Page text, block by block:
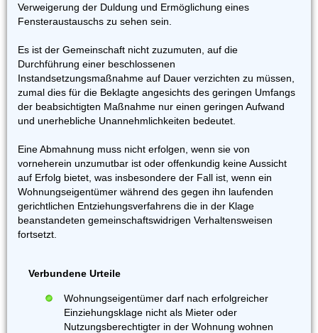
Verweigerung der Duldung und Ermöglichung eines
Fensteraustauschs zu sehen sein.
Es ist der Gemeinschaft nicht zuzumuten, auf die
Durchführung einer beschlossenen
Instandsetzungsmaßnahme auf Dauer verzichten zu müssen,
zumal dies für die Beklagte angesichts des geringen Umfangs
der beabsichtigten Maßnahme nur einen geringen Aufwand
und unerhebliche Unannehmlichkeiten bedeutet.
Eine Abmahnung muss nicht erfolgen, wenn sie von
vorneherein unzumutbar ist oder offenkundig keine Aussicht
auf Erfolg bietet, was insbesondere der Fall ist, wenn ein
Wohnungseigentümer während des gegen ihn laufenden
gerichtlichen Entziehungsverfahrens die in der Klage
beanstandeten gemeinschaftswidrigen Verhaltensweisen
fortsetzt.
Verbundene Urteile
Wohnungseigentümer darf nach erfolgreicher
Einziehungsklage nicht als Mieter oder
Nutzungsberechtigter in der Wohnung wohnen